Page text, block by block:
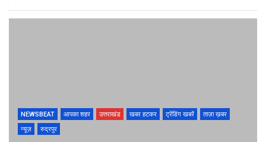
NEWSBEAT आपका शहर उत्तराखंड खबर हटकर ट्रेंडिंग खबरें
ताज़ा ख़बर
न्यूज़
रुद्रपुर